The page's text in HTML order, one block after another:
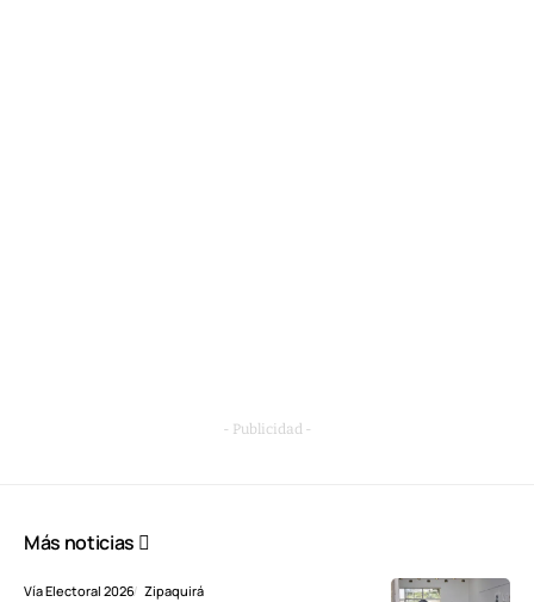
- Publicidad -
Más noticias
Vía Electoral 2026 Zipaquirá